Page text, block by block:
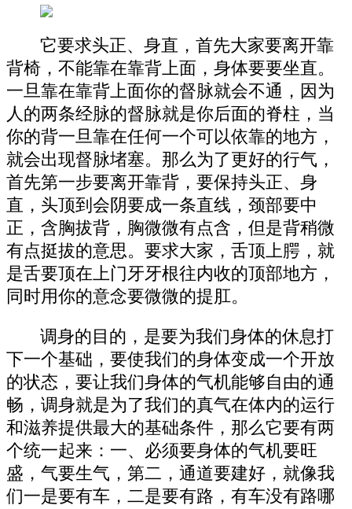
它要求头正、身直，首先大家要离开靠
背椅，不能靠在靠背上面，身体要要坐直。
一旦靠在靠背上面你的督脉就会不通，因为
人的两条经脉的督脉就是你后面的脊柱，当
你的背一旦靠在任何一个可以依靠的地方，
就会出现督脉堵塞。那么为了更好的行气，
首先第一步要离开靠背，要保持头正、身
直，头顶到会阴要成一条直线，颈部要中
正，含胸拔背，胸微微有点含，但是背稍微
有点挺拔的意思。要求大家，舌顶上腭，就
是舌要顶在上门牙牙根往内收的顶部地方，
同时用你的意念要微微的提肛。
调身的目的，是要为我们身体的休息打
下一个基础，要使我们的身体变成一个开放
的状态，要让我们身体的气机能够自由的通
畅，调身就是为了我们的真气在体内的运行
和滋养提供最大的基础条件，那么它要有两
个统一起来：一、必须要身体的气机要旺
盛，气要生气，第二，通道要建好，就像我
们一是要有车，二是要有路，有车没有路哪